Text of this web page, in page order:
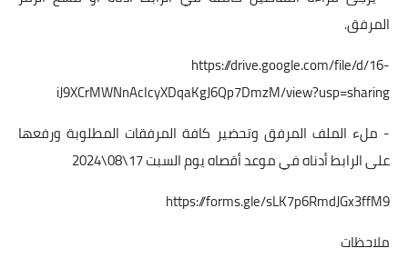
المرفق.
https://drive.google.com/file/d/16-
iJ9XCrMWNnAcIcyXDqaKgJ6Qp7DmzM/view?usp=sharing
- ملء الملف المرفق وتحضير كافة المرفقات المطلوبة ورفعها
على الرابط أدناه في موعد أقصاه يوم السبت 17\08\2024
https://forms.gle/sLK7p6RmdJGx3ffM9
ملاحظات